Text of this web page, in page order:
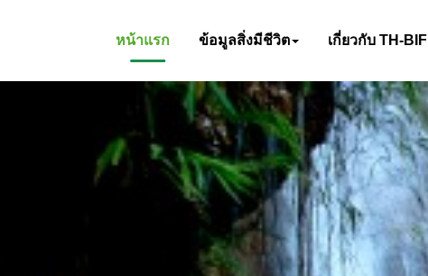
หน้าแรก ข้อมูลสิ่งมีชีวิต เกี่ยวกับ TH-BIF